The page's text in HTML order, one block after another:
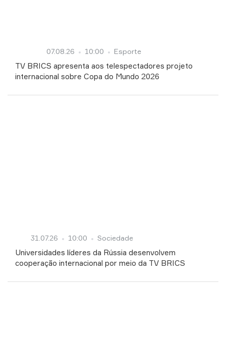
07.08.26 10:00 Esporte
TV BRICS apresenta aos telespectadores projeto
internacional sobre Copa do Mundo 2026
31.07.26 10:00 Sociedade
Universidades líderes da Rússia desenvolvem
cooperação internacional por meio da TV BRICS